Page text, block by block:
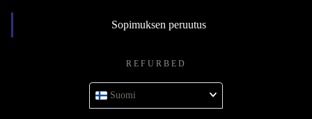
Sopimuksen peruutus
REFURBED
Suomi